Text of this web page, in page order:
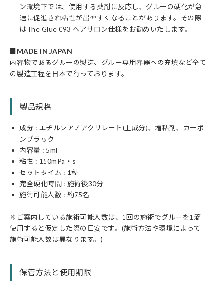
ン環境下では、使用する薬剤に反応し、グルーの硬化が急
速に促進され粘性が出やすくなることがあります。その際
はThe Glue 093 ヘアサロン仕様をお勧めいたします。
■MADE IN JAPAN
内容物であるグルーの製造、グルー専用容器への充填など全て
の製造工程を日本で行っております。
製品規格
成分 : エチルシアノアクリレート(主成分)、増粘剤、カーボ
ンブラック
内容量 : 5ml
粘性 : 150mPa・s
セットタイム : 1秒
完全硬化時間 : 施術後30分
施術可能人数 : 約75名
※ご案内している施術可能人数は、1回の施術でグルーを1滴
使用すると仮定した際の目安です。(施術方法や環境によって
施術可能人数は異なります。)
保管方法と使用期限